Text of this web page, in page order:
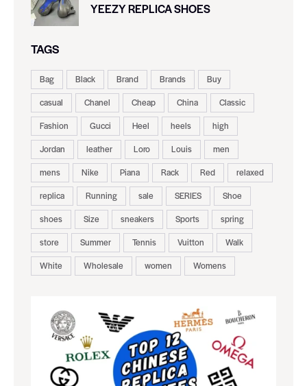
YEEZY REPLICA SHOES
TAGS
Bag Black Brand Brands
Buy
casual
Chanel Cheap China
Classic
Fashion
Gucci Heel heels
high
Jordan
leather Loro Louis
men
mens
Nike Piana Rack Red
relaxed
replica
Running sale SERIES
Shoe
shoes
Size sneakers Sports
spring
store
Summer Tennis Vuitton
Walk
White
Wholesale women Womens